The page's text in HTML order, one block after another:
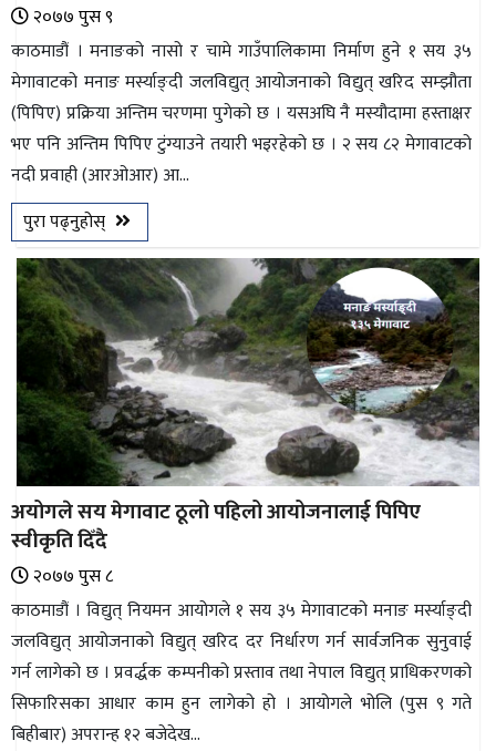
२०७७ पुस ९
काठमाडौं । मनाङको नासो र चामे गाउँपालिकामा निर्माण हुने १ सय ३५
मेगावाटको मनाङ मर्स्याङ्दी जलविद्युत् आयोजनाको विद्युत् खरिद सम्झौता
(पिपिए) प्रक्रिया अन्तिम चरणमा पुगेको छ । यसअघि नै मस्यौदामा हस्ताक्षर
भए पनि अन्तिम पिपिए टुंग्याउने तयारी भइरहेको छ । २ सय ८२ मेगावाटको
नदी प्रवाही (आरओआर) आ...
पुरा पढ्नुहोस्
अयोगले सय मेगावाट ठूलो पहिलो आयोजनालाई पिपिए
स्वीकृति दिँदै
२०७७ पुस ८
काठमाडौं । विद्युत् नियमन आयोगले १ सय ३५ मेगावाटको मनाङ मर्स्याङ्दी
जलविद्युत् आयोजनाको विद्युत् खरिद दर निर्धारण गर्न सार्वजनिक सुनुवाई
गर्न लागेको छ । प्रवर्द्धक कम्पनीको प्रस्ताव तथा नेपाल विद्युत् प्राधिकरणको
सिफारिसका आधार काम हुन लागेको हो । आयोगले भोलि (पुस ९ गते
बिहीबार) अपरान्ह १२ बजेदेख...